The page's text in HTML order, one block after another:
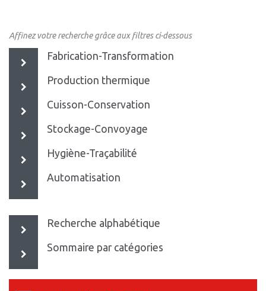
Affinez votre recherche grâce aux filtres ci-dessous
Fabrication-Transformation
Production thermique
Cuisson-Conservation
Stockage-Convoyage
Hygiène-Traçabilité
Automatisation
Recherche alphabétique
Sommaire par catégories